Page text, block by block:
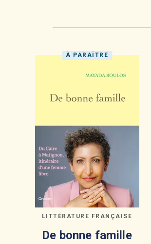
À PARAÎTRE
LITTÉRATURE FRANÇAISE
De bonne famille